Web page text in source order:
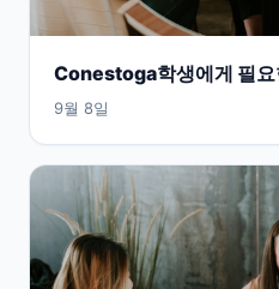
Conestoga학생에게 필요
9월 8일